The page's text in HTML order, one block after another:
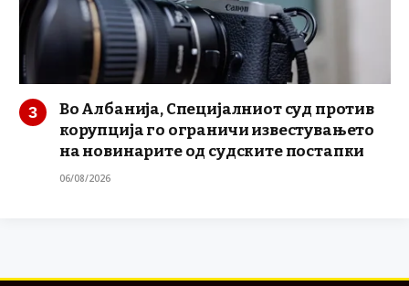
Во Албанија, Специјалниот суд против
корупција го ограничи известувањето
на новинарите од судските постапки
06/08/2026